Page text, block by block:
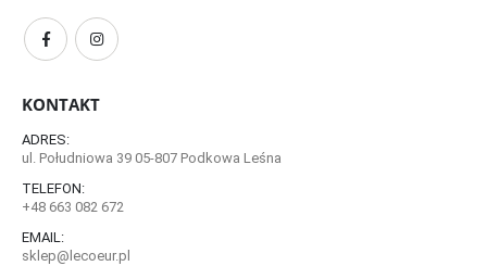
KONTAKT
ADRES:
ul. Południowa 39 05-807 Podkowa Leśna
TELEFON:
+48 663 082 672
EMAIL:
sklep@lecoeur.pl